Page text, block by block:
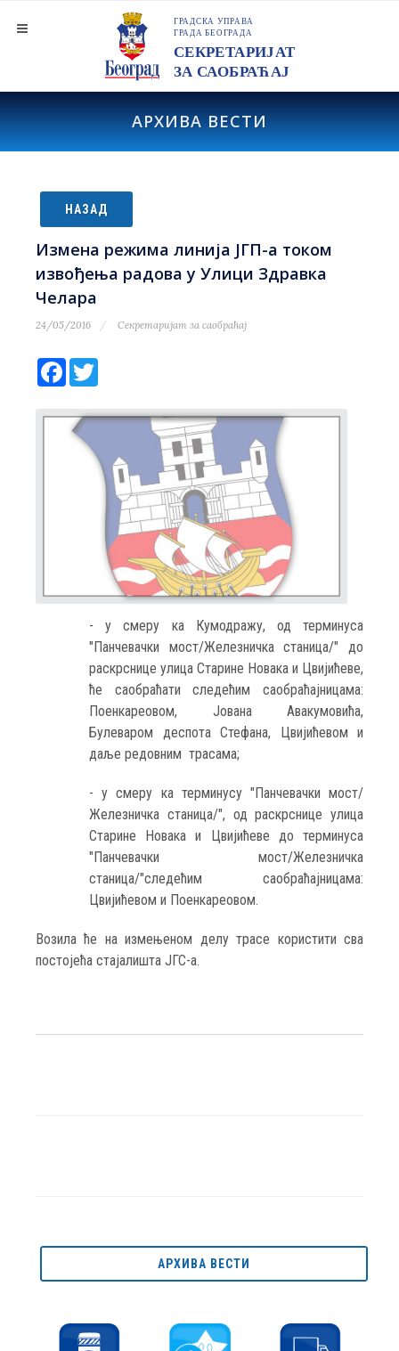
АРХИВА ВЕСТИ
НАЗАД
Измена режима линија ЈГП-а током
извођења радова у Улици Здравка
Челара
24/05/2016 Секретаријат за саобраћај
Facebook
- у смеру ка Кумодражу, од терминуса
"Панчевачки мост/Железничка станица/" до
раскрснице улица Старине Новака и Цвијићеве,
ће саобраћати следећим саобраћајницама:
Поенкареовом, Јована Авакумовића,
Булеваром деспота Стефана, Цвијићевом и
даље редовним трасама;
- у смеру ка терминусу "Панчевачки мост/
Железничка станица/", од раскрснице улица
Старине Новака и Цвијићеве до терминуса
"Панчевачки мост/Железничка
станица/"следећим саобраћајницама:
Цвијићевом и Поенкареовом.
Возила ће на измењеном делу трасе користити сва
постојећа стајалишта ЈГС-а.
АРХИВА ВЕСТИ